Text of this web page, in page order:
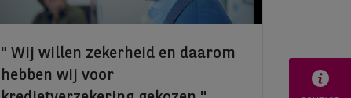
Wij willen zekerheid en daarom
hebben wij voor